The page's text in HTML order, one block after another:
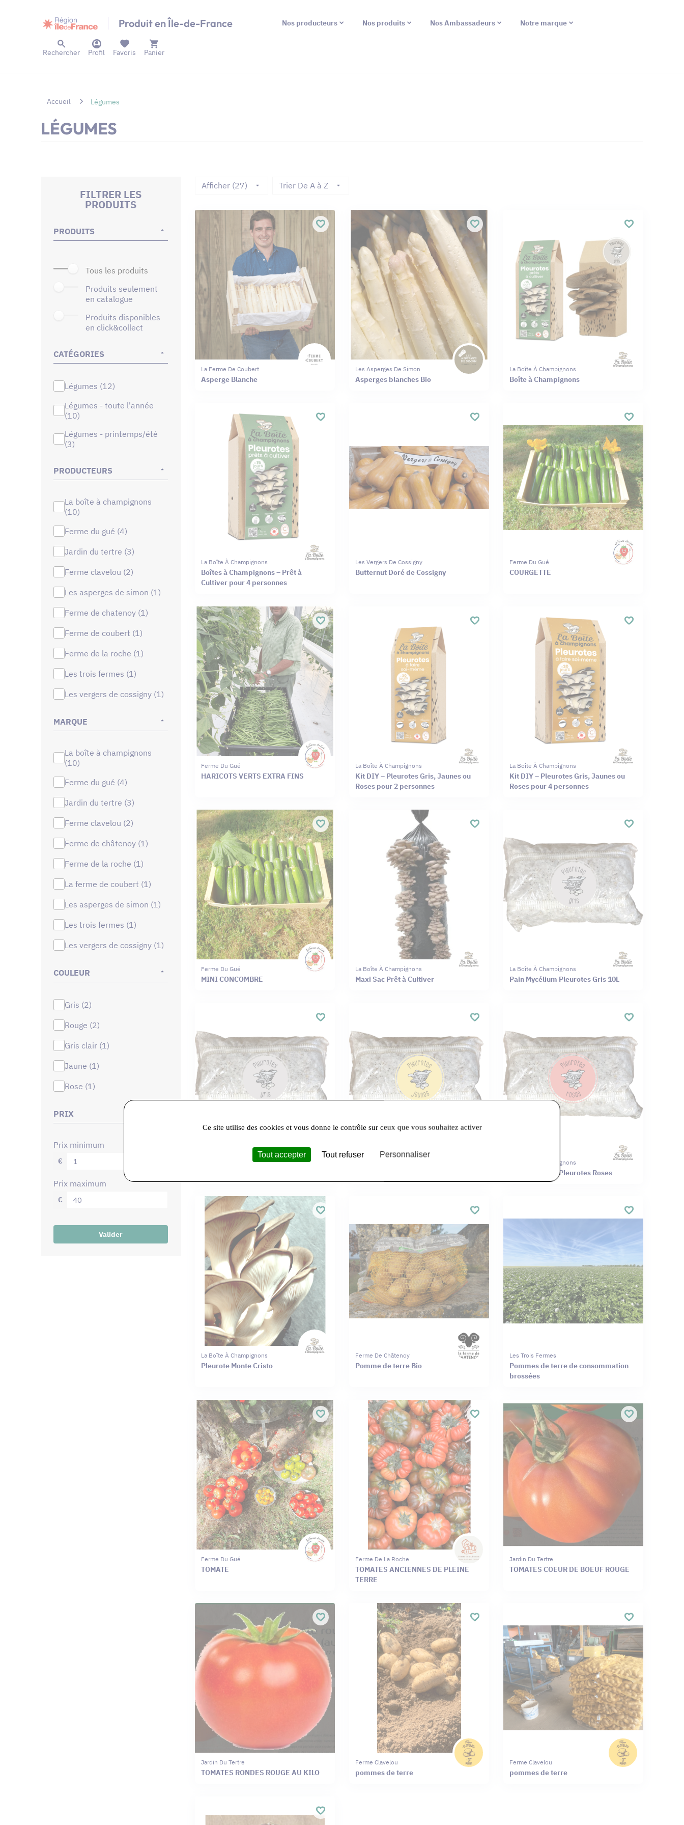
Produit en Île-de-France Nos producteurs Nos produits Nos Ambassadeurs Notre marque
Rechercher Profil Panier
Favoris
Accueil Légumes
LÉGUMES
FILTRER LES
PRODUITS
PRODUITS
tous les produits
produits seulement
en catalogue
produits disponibles
en click&collect
CATÉGORIES
légumes (12)
légumes - toute l'année
(10)
légumes - printemps/été
(3)
PRODUCTEURS
la boîte à champignons
(10)
ferme du gué (4)
jardin du tertre (3)
ferme clavelou (2)
les asperges de simon (1)
ferme de chatenoy (1)
ferme de coubert (1)
ferme de la roche (1)
les trois fermes (1)
les vergers de cossigny (1)
MARQUE
la boîte à champignons
(10)
ferme du gué (4)
jardin du tertre (3)
ferme clavelou (2)
ferme de châtenoy (1)
ferme de la roche (1)
la ferme de coubert (1)
les asperges de simon (1)
les trois fermes (1)
les vergers de cossigny (1)
COULEUR
gris (2)
rouge (2)
gris clair (1)
jaune (1)
rose (1)
PRIX
prix minimum
€
prix maximum
€
Valider
Afficher (27) Trier De A à Z
La Ferme De Coubert
Asperge Blanche
Les Asperges De Simon
Asperges blanches Bio
La Boîte À Champignons
Boîte à Champignons
La Boîte À Champignons
Boîtes à Champignons – Prêt à
Cultiver pour 4 personnes
Les Vergers De Cossigny
Butternut Doré de Cossigny
Ferme Du Gué
COURGETTE
Ferme Du Gué
HARICOTS VERTS EXTRA FINS
La Boîte À Champignons
Kit DIY – Pleurotes Gris, Jaunes ou
Roses pour 2 personnes
La Boîte À Champignons
Kit DIY – Pleurotes Gris, Jaunes ou
Roses pour 4 personnes
Ferme Du Gué
MINI CONCOMBRE
La Boîte À Champignons
Maxi Sac Prêt à Cultiver
La Boîte À Champignons
Pain Mycélium Pleurotes Gris 10L
La Boîte À Champignons La Boîte À Champignons
Pain Mycélium Pleurotes Roses
La Boîte À Champignons
Pleurote Monte Cristo
Ferme De Châtenoy
Pomme de terre Bio
Les Trois Fermes
Pommes de terre de consommation
brossées
Ferme Du Gué
TOMATE
Ferme De La Roche
TOMATES ANCIENNES DE PLEINE
TERRE
Jardin Du Tertre
TOMATES COEUR DE BOEUF ROUGE
Jardin Du Tertre
TOMATES RONDES ROUGE AU KILO
Ferme Clavelou
pommes de terre
Ferme Clavelou
pommes de terre
Ce site utilise des cookies et vous donne le contrôle sur ceux que vous souhaitez activer
Tout accepter Tout refuser Personnaliser